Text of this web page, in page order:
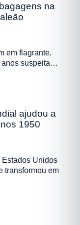
na
em flagrante,
anos suspeita…
ajudou a
1950
Unidos
transformou em